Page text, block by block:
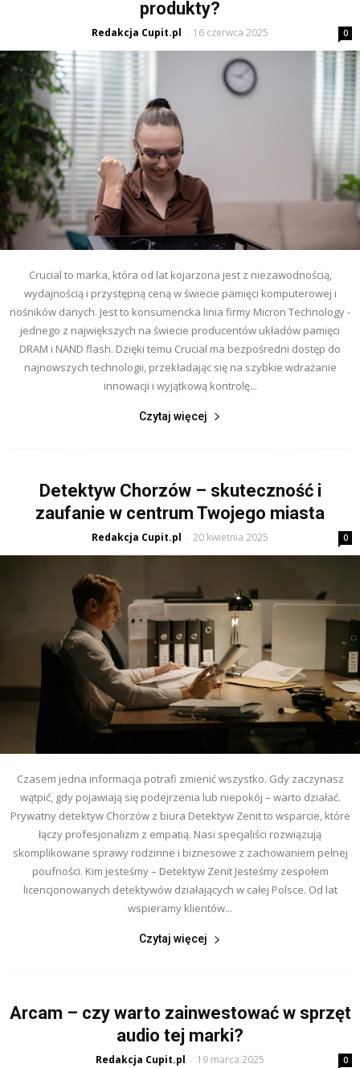
produkty?
Redakcja Cupit.pl - 16 czerwca 2025 0
Crucial to marka, która od lat kojarzona jest z niezawodnością,
wydajnością i przystępną ceną w świecie pamięci komputerowej i
nośników danych. Jest to konsumencka linia firmy Micron Technology -
jednego z największych na świecie producentów układów pamięci
DRAM i NAND flash. Dzięki temu Crucial ma bezpośredni dostęp do
najnowszych technologii, przekładając się na szybkie wdrażanie
innowacji i wyjątkową kontrolę...
Czytaj więcej
Detektyw Chorzów – skuteczność i
zaufanie w centrum Twojego miasta
Redakcja Cupit.pl - 20 kwietnia 2025 0
Czasem jedna informacja potrafi zmienić wszystko. Gdy zaczynasz
wątpić, gdy pojawiają się podejrzenia lub niepokój – warto działać.
Prywatny detektyw Chorzów z biura Detektyw Zenit to wsparcie, które
łączy profesjonalizm z empatią. Nasi specjaliści rozwiązują
skomplikowane sprawy rodzinne i biznesowe z zachowaniem pełnej
poufności. Kim jesteśmy – Detektyw Zenit Jesteśmy zespołem
licencjonowanych detektywów działających w całej Polsce. Od lat
wspieramy klientów...
Czytaj więcej
Arcam – czy warto zainwestować w sprzęt
audio tej marki?
Redakcja Cupit.pl - 19 marca 2025 0